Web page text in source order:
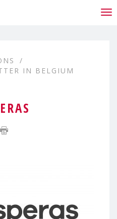
IN BELGIUM